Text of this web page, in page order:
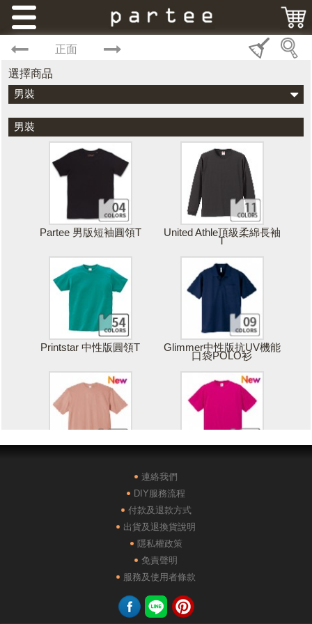
正面
選擇商品
男裝
男裝
Partee 男版短袖圓領T United Athle頂級柔綿長袖
T
Printstar 中性版圓領T Glimmer中性版抗UV機能
口袋POLO衫
POLONE1純棉短袖POLO AG28000落肩重磅精梳棉
連絡我們
DIY服務流程
付款及退款方式
出貨及退換貨說明
隱私權政策
免責聲明
服務及使用者條款